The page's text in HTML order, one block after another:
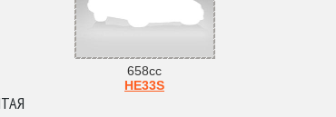
658cc
HE33S